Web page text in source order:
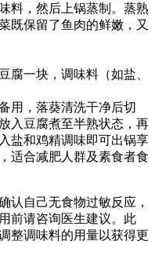
料，然后上锅蒸制。蒸熟
既保留了鱼肉的鲜嫩，又
腐一块，调味料（如盐、
用，落葵清洗干净后切
入豆腐煮至半熟状态，再
盐和鸡精调味即可出锅享
适合减肥人群及素食者食
认自己无食物过敏反应，
前请咨询医生建议。此
整调味料的用量以获得更